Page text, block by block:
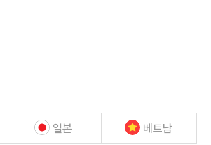
일본 베트남